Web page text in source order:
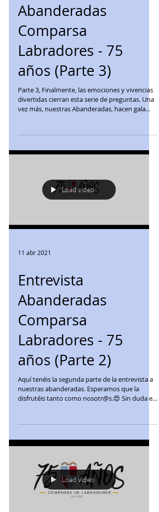
Entrevista
Abanderadas
Comparsa
Labradores - 75
años (Parte 3)
Parte 3, Finalmente, las emociones y vivencias
Entrevista
Abanderadas
Comparsa
Labradores - 75
años (Parte 2)
Aquí tenéis la segunda parte de la entrevista a
una...
Load video